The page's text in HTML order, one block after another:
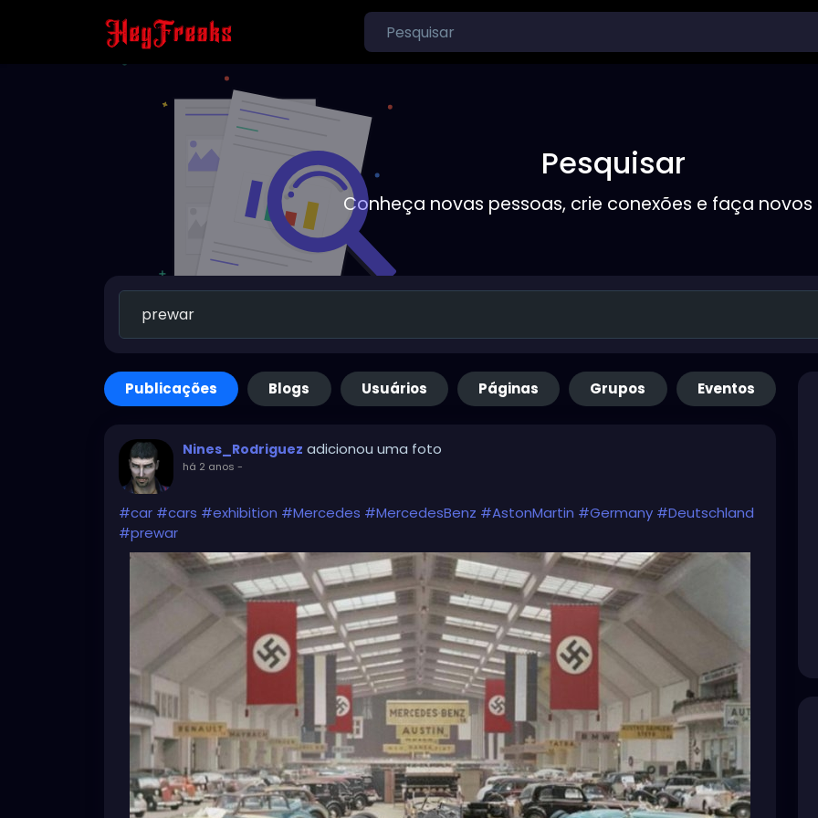
Pesquisar
Conheça novas pessoas, crie conexões e faça
Publicações Blogs Usuários Páginas Grupos Eventos
Nines_Rodriguez adicionou uma foto
há 2 anos -
#car #cars #exhibition #Mercedes #MercedesBenz #AstonMartin #Germany #Deutschland
#prewar